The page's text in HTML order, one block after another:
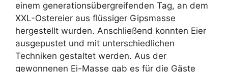
einem generationsübergreifenden Tag, an dem
XXL-Ostereier aus flüssiger Gipsmasse
hergestellt wurden. Anschließend konnten Eier
ausgepustet und mit unterschiedlichen
Techniken gestaltet werden. Aus der
gewonnenen Ei-Masse gab es für die Gäste